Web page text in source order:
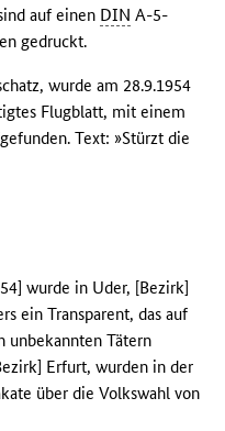
auf einen DIN A-5-
gedruckt.
wurde am 28.9.1954
Flugblatt, mit einem
Text: »Stürzt die
wurde in Uder, [Bezirk]
ein Transparent, das auf
unbekannten Tätern
Erfurt, wurden in der
über die Volkswahl von